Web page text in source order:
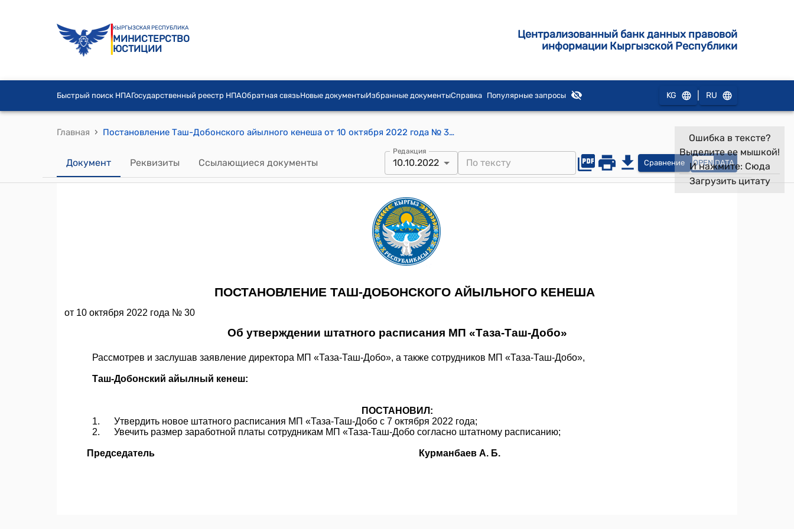
КЫРГЫЗСКАЯ РЕСПУБЛИКА
МИНИСТЕРСТВО
ЮСТИЦИИ
Централизованный банк данных правовой
информации Кыргызской Республики
Быстрый поиск НПАГосударственный реестр НПАОбратная связьНовые документыИзбранные документыСправка Популярные запросы KG RU
Главная › Постановление Таш-Добонского айылного кенеша от 10 октября 2022 года № 30 "Об утверждении штатного расписания МП "Таза-Таш-Добо"
Документ Реквизиты Ссылающиеся документы
Редакция
10.10.2022 Сравнение OPEN DATA
Ошибка в тексте?
Выделите ее мышкой!
И нажмите: Сюда
Загрузить цитату